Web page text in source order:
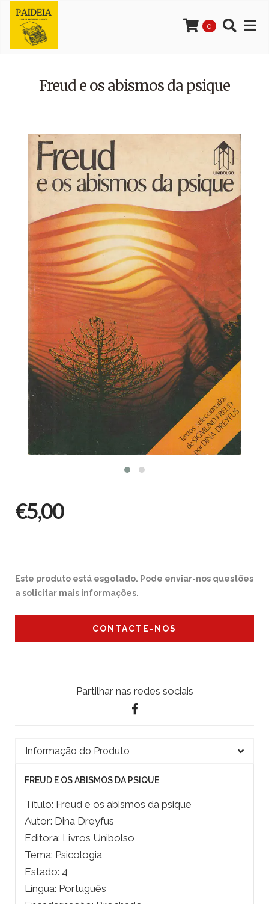
0
Freud e os abismos da psique
€5,00
Este produto está esgotado. Pode enviar-nos questões
a solicitar mais informações.
CONTACTE-NOS
Partilhar nas redes sociais
Informação do Produto
FREUD E OS ABISMOS DA PSIQUE
Título: Freud e os abismos da psique
Autor: Dina Dreyfus
Editora: Livros Unibolso
Tema: Psicologia
Estado: 4
Língua: Português